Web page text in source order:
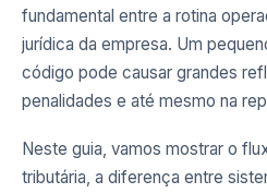
fundamental entre a rotina
jurídica da empresa. Um
código pode causar grandes
penalidades e até mesmo na
Neste guia, vamos mostrar o
tributária, a diferença entre